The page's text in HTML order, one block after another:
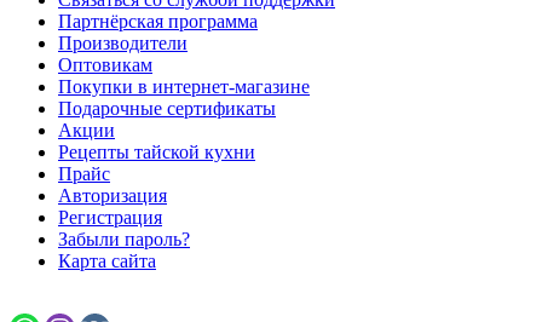
Партнёрская программа
Производители
Оптовикам
Покупки в интернет-магазине
Подарочные сертификаты
Акции
Рецепты тайской кухни
Прайс
Авторизация
Регистрация
Забыли пароль?
Карта сайта